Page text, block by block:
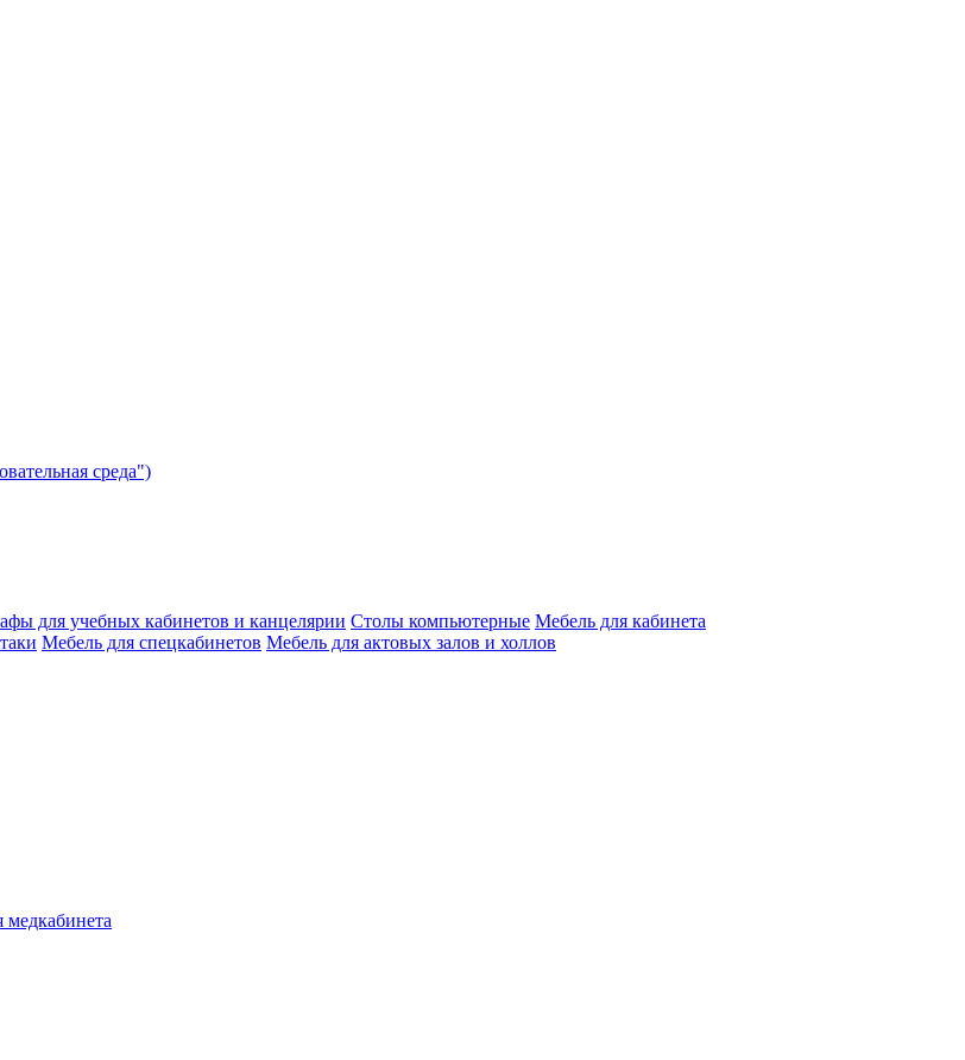
среда")
для учебных кабинетов и канцелярии Столы компьютерные Мебель для кабинета
Мебель для спецкабинетов Мебель для актовых залов и холлов
медкабинета